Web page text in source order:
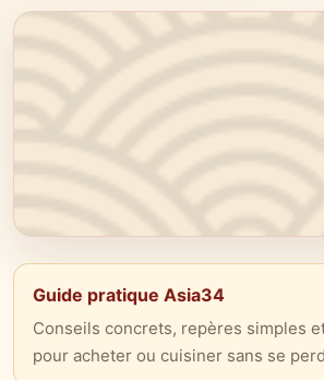
Guide pratique Asia34
Conseils concrets, repères simples
pour acheter ou cuisiner sans se